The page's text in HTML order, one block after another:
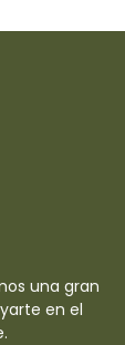
una gran
en el